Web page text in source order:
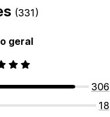
(331)
geral
306
18